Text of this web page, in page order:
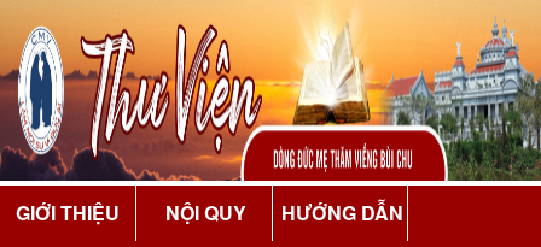
GIỚI THIỆU NỘI QUY
HƯỚNG DẪN